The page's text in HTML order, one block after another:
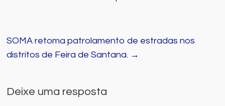
SOMA retoma patrolamento de estradas nos
distritos de Feira de Santana. →
Deixe uma resposta